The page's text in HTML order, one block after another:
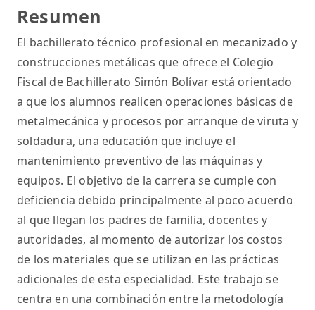
Resumen
El bachillerato técnico profesional en mecanizado y
construcciones metálicas que ofrece el Colegio
Fiscal de Bachillerato Simón Bolívar está orientado
a que los alumnos realicen operaciones básicas de
metalmecánica y procesos por arranque de viruta y
soldadura, una educación que incluye el
mantenimiento preventivo de las máquinas y
equipos. El objetivo de la carrera se cumple con
deficiencia debido principalmente al poco acuerdo
al que llegan los padres de familia, docentes y
autoridades, al momento de autorizar los costos
de los materiales que se utilizan en las prácticas
adicionales de esta especialidad. Este trabajo se
centra en una combinación entre la metodología